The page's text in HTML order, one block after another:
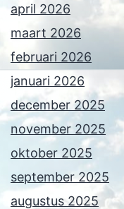
april 2026
maart 2026
februari 2026
januari 2026
december 2025
november 2025
oktober 2025
september 2025
augustus 2025